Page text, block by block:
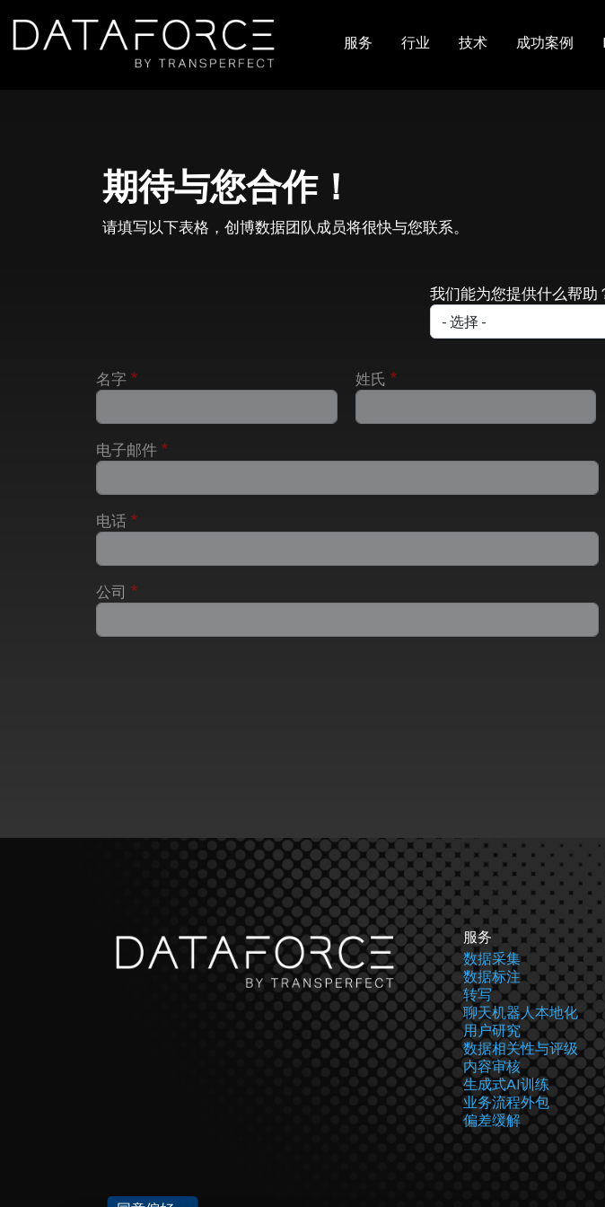
主导航
服务 行业 技术 成功案例
期待与您合作！
请填写以下表格，创博数据团队成员将很快与您联系。
我们能为您提供什么帮助
名字 姓氏
电子邮件
电话
公司
服务
数据采集
数据标注
转写
聊天机器人本地化
用户研究
数据相关性与评级
内容审核
生成式AI训练
业务流程外包
偏差缓解